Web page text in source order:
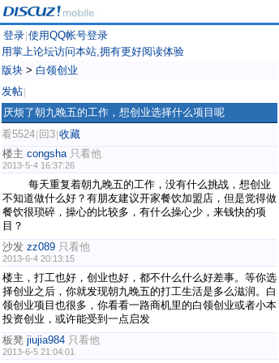
登录 使用QQ帐号登录
用掌上论坛访问本站,拥有更好阅读体验
版块 > 白领创业
发帖
厌烦了朝九晚五的工作，想创业选择什么项目呢
看5524 回3 收藏
楼主 congsha 只看他
2013-5-4 16:37:26
每天重复着朝九晚五的工作，没有什么挑战，想创业
不知道做什么好？有朋友建议开家餐饮加盟店，但是觉得做
餐饮很琐碎，操心的比较多，有什么操心少，来钱快的项
目？
沙发 zz089 只看他
2013-6-4 20:13:15
楼主，打工也好，创业也好，都不什么什么好差事。等你选
择创业之后，你就发现朝九晚五的打工生活是多么滋润。白
领创业项目也很多，你看看一路商机里的白领创业或者小本
投资创业，或许能受到一点启发
板凳 jiujia984 只看他
2013-6-5 21:04:01